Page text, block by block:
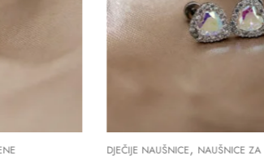
DJEČIJE NAUŠNICE,NAUŠNICE ZA